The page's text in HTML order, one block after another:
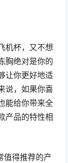
机杯，又不想
胸绝对是你的
让你更好地适
说，如果你喜
能给你带来全
产品的特性相
值得推荐的产